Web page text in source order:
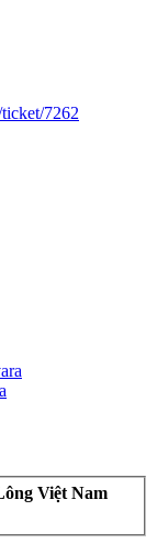
7262
Việt Nam